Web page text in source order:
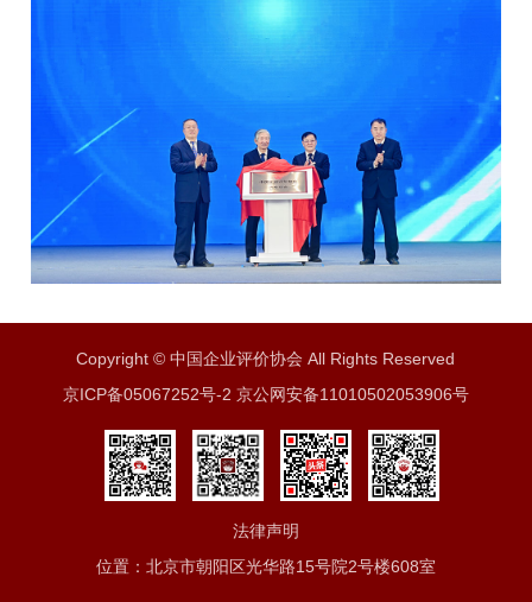
Copyright © 中国企业评价协会 All Rights Reserved
京ICP备05067252号-2 京公网安备11010502053906号
法律声明
位置：北京市朝阳区光华路15号院2号楼608室